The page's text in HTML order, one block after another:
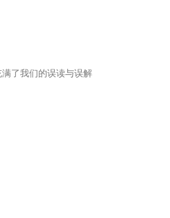
了我们的误读与误解